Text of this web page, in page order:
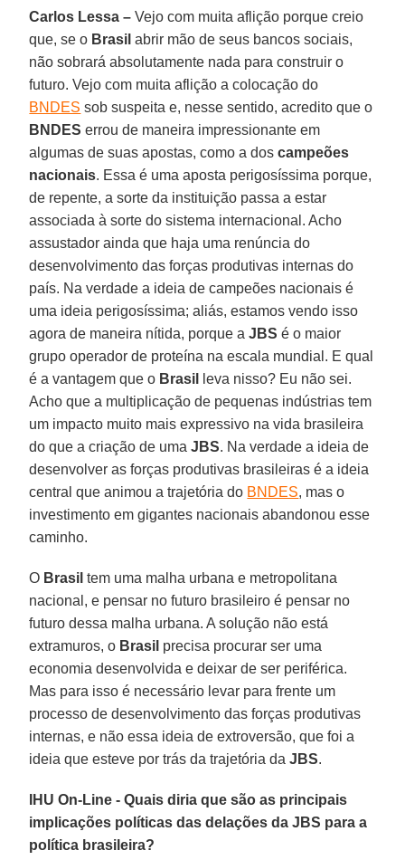
Carlos Lessa – Vejo com muita aflição porque creio
que, se o Brasil abrir mão de seus bancos sociais,
não sobrará absolutamente nada para construir o
futuro. Vejo com muita aflição a colocação do
BNDES sob suspeita e, nesse sentido, acredito que o
BNDES errou de maneira impressionante em
algumas de suas apostas, como a doscampeões
nacionais. Essa é uma aposta perigosíssima porque,
de repente, a sorte da instituição passa a estar
associada à sorte do sistema internacional. Acho
assustador ainda que haja uma renúncia do
desenvolvimento das forças produtivas internas do
país. Na verdade a ideia de campeões nacionais é
uma ideia perigosíssima; aliás, estamos vendo isso
agora de maneira nítida, porque aJBS é o maior
grupo operador de proteína na escala mundial. E qual
é a vantagem que o Brasil
leva nisso? Eu não sei.
Acho que a multiplicação de pequenas indústrias tem
um impacto muito mais expressivo na vida brasileira
do que a criação de umaJBS. Na verdade a ideia de
desenvolver as forças produtivas brasileiras é a ideia
central que animou a trajetória do BNDES, mas o
investimento em gigantes nacionais abandonou esse
caminho.
O Brasil tem uma malha urbana e metropolitana
nacional, e pensar no futuro brasileiro é pensar no
futuro dessa malha urbana. A solução não está
extramuros, o Brasil precisa procurar ser uma
economia desenvolvida e deixar de ser periférica.
Mas para isso é necessário levar para frente um
processo de desenvolvimento das forças produtivas
internas, e não essa ideia de extroversão, que foi a
ideia que esteve por trás da trajetória daJBS.
IHU On-Line - Quais diria que são as principais
implicações políticas das delações da JBS para a
política brasileira?